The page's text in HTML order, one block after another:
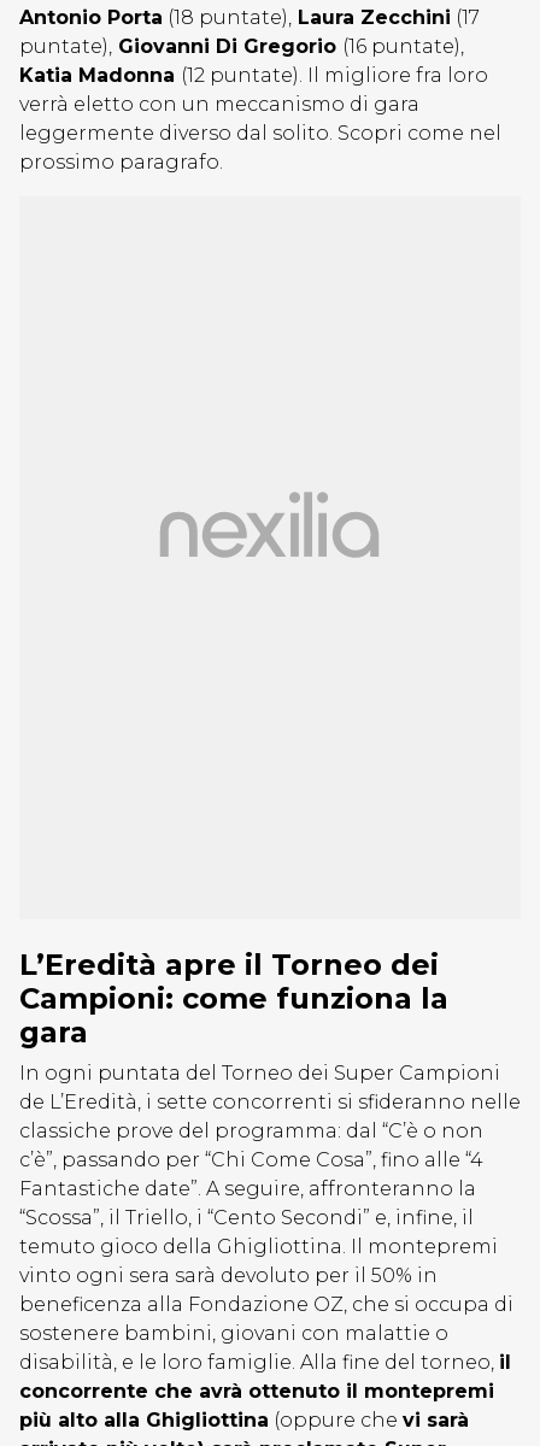
Antonio Porta (18 puntate), Laura Zecchini (17
puntate), Giovanni Di Gregorio (16 puntate),
Katia Madonna (12 puntate). Il migliore fra loro
verrà eletto con un meccanismo di gara
leggermente diverso dal solito. Scopri come nel
prossimo paragrafo.
L’Eredità apre il Torneo dei
Campioni: come funziona la
gara
In ogni puntata del Torneo dei Super Campioni
de L’Eredità, i sette concorrenti si sfideranno nelle
classiche prove del programma: dal “C’è o non
c’è”, passando per “Chi Come Cosa”, fino alle “4
Fantastiche date”. A seguire, affronteranno la
“Scossa”, il Triello, i “Cento Secondi” e, infine, il
temuto gioco della Ghigliottina. Il montepremi
vinto ogni sera sarà devoluto per il 50% in
beneficenza alla Fondazione OZ, che si occupa di
sostenere bambini, giovani con malattie o
disabilità, e le loro famiglie. Alla fine del torneo, il
concorrente che avrà ottenuto il montepremi
più alto alla Ghigliottina (oppure che vi sarà